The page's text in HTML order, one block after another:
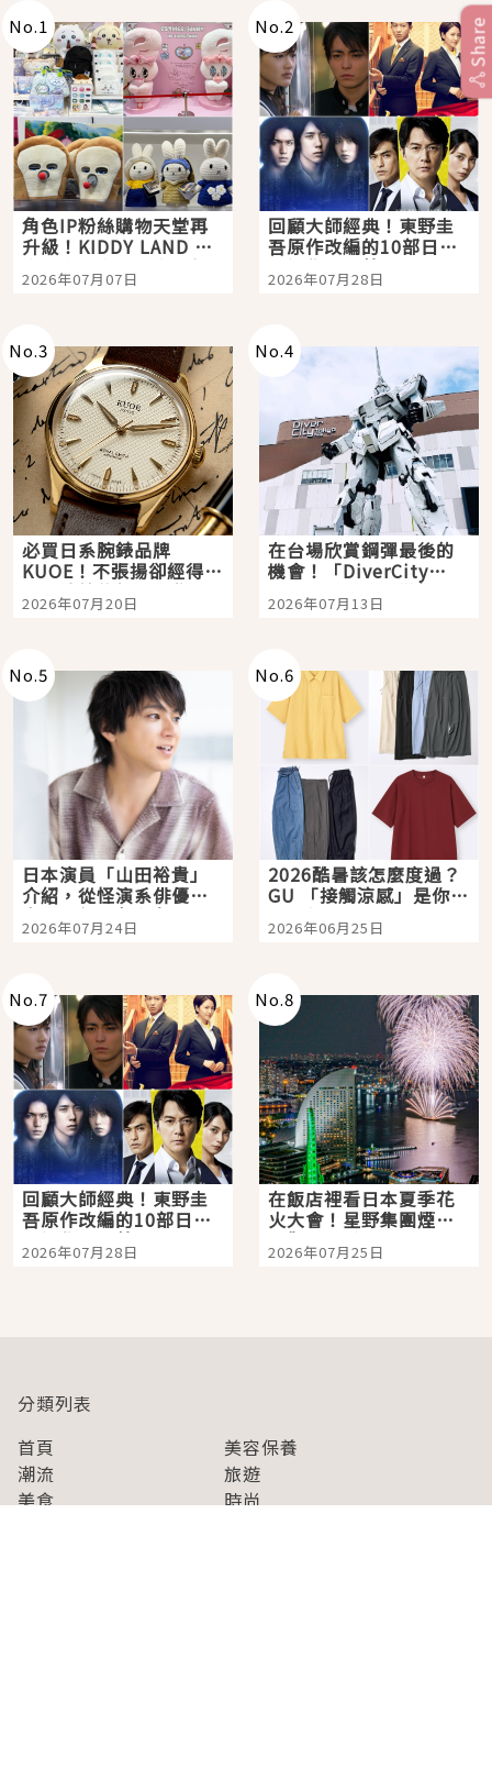
No.1
角色IP粉絲購物天堂再
升級！KIDDY LAND 原
宿店吉伊卡哇迎客，新
開幕 OMOKADO 店3分
2026年07月07日
No.2
回顧大師經典！東野圭
吾原作改編的10部日本
影視作品推薦
2026年07月28日
No.3
必買日系腕錶品牌
KUOE！不張揚卻經得起
時間洗鍊的經典之作五
選
2026年07月20日
No.4
在台場欣賞鋼彈最後的
機會！「DiverCity
Tokyo Plaza」搭船、
購物、美食及夜景，一
2026年07月13日
No.5
日本演員「山田裕貴」
介紹，從怪演系俳優走
向國民級日劇主角
2026年07月24日
No.6
2026酷暑該怎麼度過？
GU 「接觸涼感」是你的
夏日救星
2026年06月25日
No.7
回顧大師經典！東野圭
吾原作改編的10部日本
影視作品推薦
2026年07月28日
No.8
在飯店裡看日本夏季花
火大會！星野集團煙火
景觀飯店6選，讓你不用
人擠人悠閒欣賞
2026年07月25日
Share
分類列表
首頁
美容保養
潮流
旅遊
美食
時尚